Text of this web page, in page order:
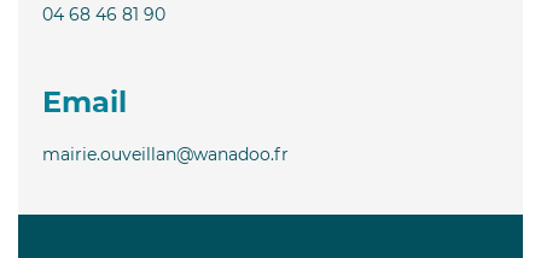
04 68 46 81 90
Email
mairie.ouveillan@wanadoo.fr